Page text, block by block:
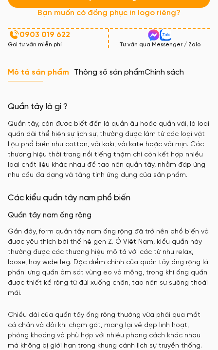
Bạn muốn có đồng phục in logo riêng?
0903 019 622
Gọi tư vấn miễn phí Tư vấn qua Messenger / Zalo
Mô tả sản phẩm Thông số sản phẩmChính sách
Quần tây là gì ?
Quần tây, còn được biết đến là quần âu hoặc quần vải, là loại
quần dài thể hiện sự lịch sự, thường được làm từ các loại vật
liệu phổ biến như cotton, vải kaki, vải kate hoặc vải mịn. Các
thương hiệu thời trang nổi tiếng thậm chí còn kết hợp nhiều
loại chất liệu khác nhau để tạo nên quần tây, nhằm đáp ứng
nhu cầu đa dạng và tăng tính ứng dụng của sản phẩm.
Các kiểu quần tây nam phổ biến
Quần tây nam ống rộng
Gần đây, form quần tây nam ống rộng đã trở nên phổ biến và
được yêu thích bởi thế hệ gen Z. Ở Việt Nam, kiểu quần này
thường được các thương hiệu mô tả với các từ như relax,
loose, hay wide leg. Đặc điểm chính của quần tây ống rộng là
phần lưng quần ôm sát vùng eo và mông, trong khi ống quần
được thiết kế rộng từ đùi xuống chân, tạo nên sự suông thoải
mái.
Chiều dài của quần tây ống rộng thường vừa phải qua mắt
cá chân và đôi khi chạm gót, mang lại vẻ đẹp linh hoạt,
phóng khoáng và phù hợp với nhiều phong cách khác nhau
mà không bị giới hạn trong khung cảnh lịch sự truyền thống.